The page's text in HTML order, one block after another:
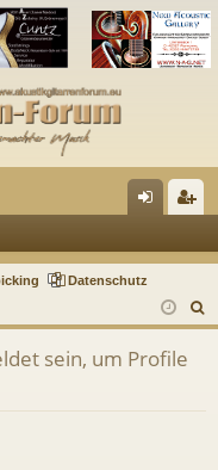
m ist
rie
Datenschutz
u
sein, um Profile